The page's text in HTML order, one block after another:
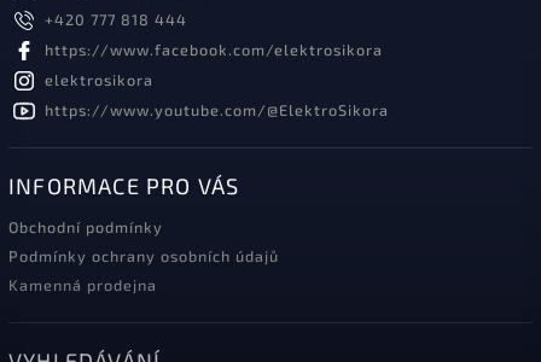
+420 777 818 444
https://www.facebook.com/elektrosikora
elektrosikora
https://www.youtube.com/@ElektroSikora
INFORMACE PRO VÁS
Obchodní podmínky
Podmínky ochrany osobních údajů
Kamenná prodejna